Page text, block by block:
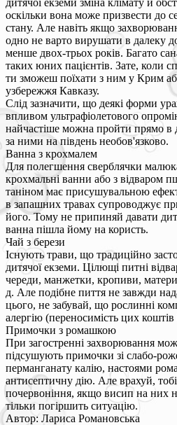
оскільки вона може призвести до
стану. Але навіть якщо
одно не варто вирушати в далеку
менше двох-трьох років. Багато
таких юних пацієнтів. Зате, коли
ти зможеш поїхати з ним у Крим
узбережжя Кавказу.
Слід зазначити, що деякі форми
впливом ультрафіолетового
найчастіше можна пройти прямо в
за ними на південь необов'язково.
Ванна з крохмалем
Для полегшення сверблячки
крохмальні ванни або з відваром
таніном має присушувальною
в запашних травах супроводжує
його. Тому не припиняй давати
ванна пішла йому на користь.
Чай з берези
Існують трави, що традиційно
дитячої екземи. Цілющі питні
череди, манжетки, кропиви,
д. Але подібне пиття не завжди
цього, не забувай, що рослинні
алергію (переносимість цих коштів
Примочки з ромашкою
При загостренні захворювання
підсушують примочки зі слабо-
перманганату калію, настоями
антисептичну дію. Але врахуй,
почервоніння, якщо висип на них
тільки погіршить ситуацію.
Автор: Лариса Романовська